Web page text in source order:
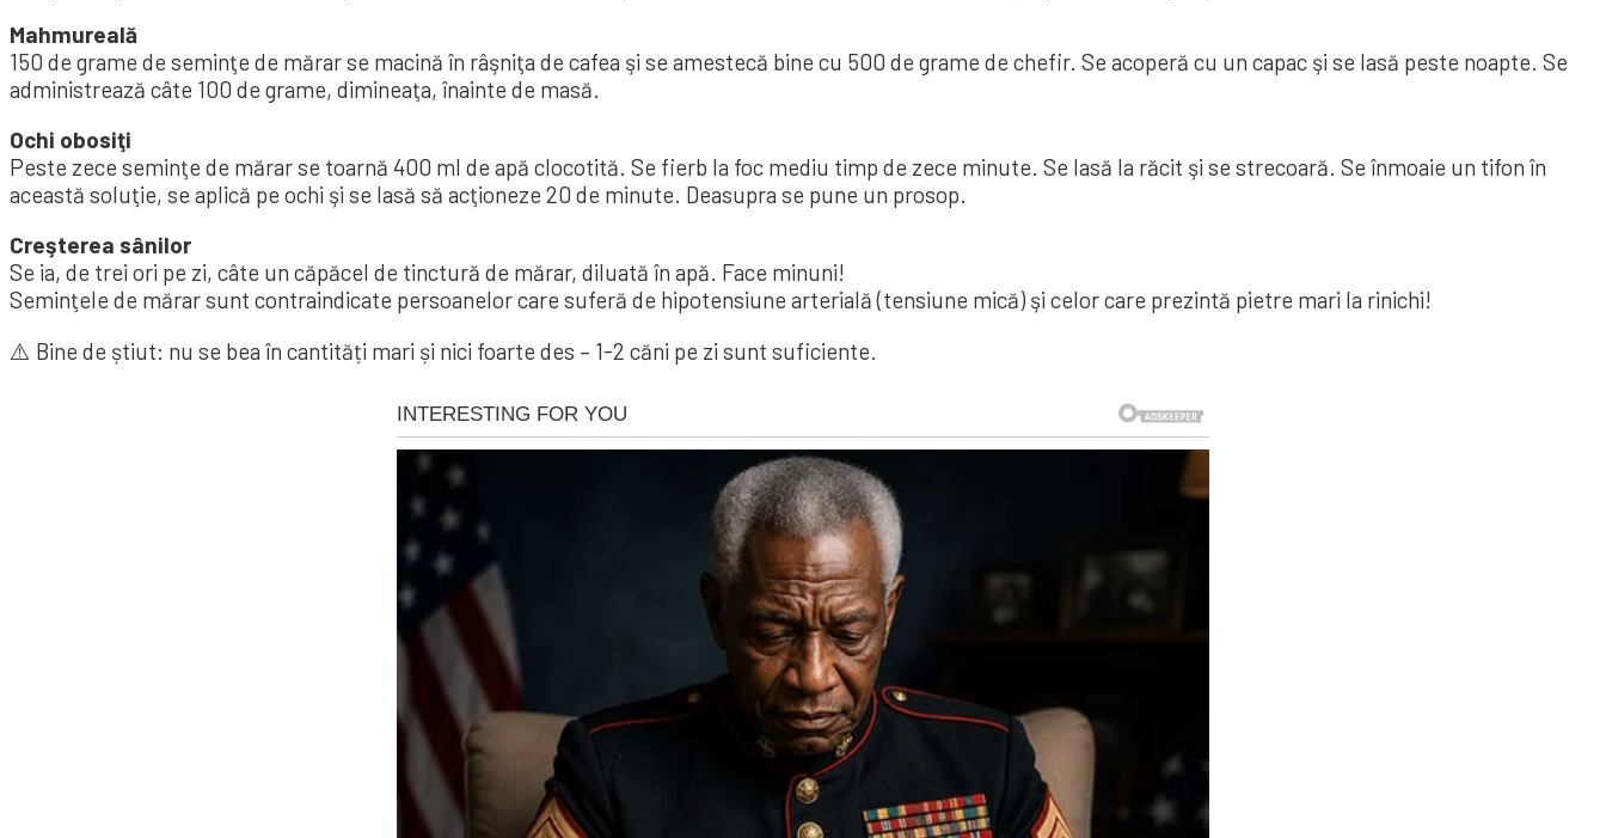
Mahmureală
150 de grame de seminţe de mărar se macină în râşniţa de cafea şi se amestecă bine cu 500 de grame de chefir. Se aco­peră cu un capac şi se lasă peste noapte. Se
admi­nistrează câte 100 de grame, dimi­neaţa, înain­te de masă.
Ochi obosiţi
Peste zece seminţe de mă­rar se toarnă 400 ml de apă clo­cotită. Se fierb la foc mediu timp de zece mi­nute. Se lasă la răcit şi se strecoară. Se în­moa­ie un tifon în
această soluţie, se aplică pe ochi şi se lasă să ac­ţioneze 20 de minute. Dea­supra se pune un prosop.
Creşterea sânilor
Se ia, de trei ori pe zi, câte un căpăcel de tinctură de mărar, diluată în apă. Face minuni!
Seminţele de mărar sunt contraindicate per­soa­nelor care suferă de hipotensiune arterială (ten­siune mică) şi celor care prezintă pietre mari la rinichi!
⚠️ Bine de știut: nu se bea în cantități mari și nici foarte des – 1-2 căni pe zi sunt suficiente.